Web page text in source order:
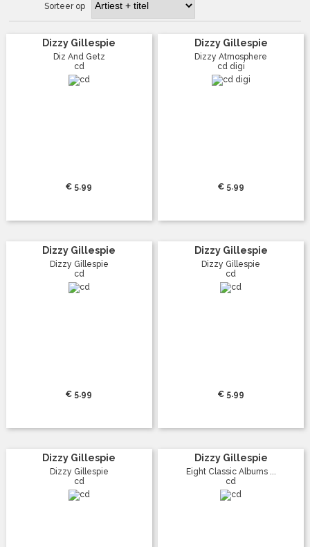
Sorteer op
Dizzy Gillespie
Diz And Getz
cd
€ 5.99
Dizzy Gillespie
Dizzy Atmosphere
cd digi
€ 5.99
Dizzy Gillespie
Dizzy Gillespie
cd
€ 5.99
Dizzy Gillespie
Dizzy Gillespie
cd
€ 5.99
Dizzy Gillespie
Dizzy Gillespie
cd
Dizzy Gillespie
Eight Classic Albums ...
cd